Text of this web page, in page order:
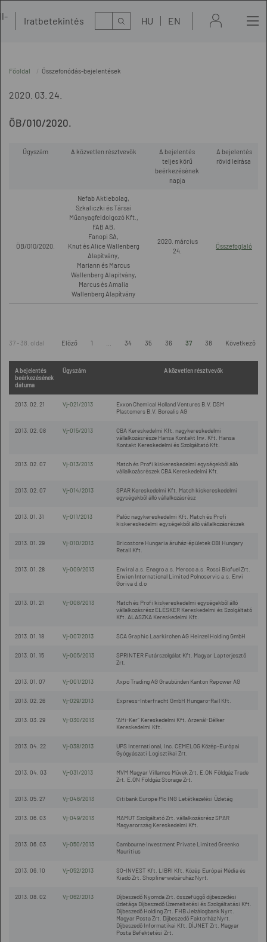
Iratbetekintés Kereső HU EN
Főoldal Összefonódás-bejelentések
2020. 03. 24.
ÖB/010/2020.
Ügyszám A közvetlen résztvevők
A bejelentés
teljes körű
beérkezésének
napja
A bejelentés
rövid leírása
ÖB/010/2020.
Nefab Aktiebolag,
Szkaliczki és Társai
Műanyagfeldolgozó Kft.,
FAB AB,
Fanopi SA,
Knut és Alice Wallenberg
Alapítvány,
Mariann és Marcus
Wallenberg Alapítvány,
Marcus és Amalia
Wallenberg Alapítvány
2020. március
24.
Összefoglaló
37 - 38. oldal Előző 1 34 35 36 37 38 Következő
A bejelentés
beérkezésének
dátuma
Ügyszám A közvetlen résztvevők
2013. 02. 21 Vj-021/2013
Exxon Chemical Holland Ventures B.V. DSM
Plastomers B.V. Borealis AG
2013. 02. 08 Vj-015/2013
CBA Kereskedelmi Kft. nagykereskedelmi
vállalkozásrésze Hansa Kontakt Inv. Kft. Hansa
Kontakt Kereskedelmi és Szolgáltató Kft.
2013. 02. 07 Vj-013/2013
Match és Profi kiskereskedelmi egységekből álló
vállalkozásrészek CBA Kereskedelmi Kft.
2013. 02. 07 Vj-014/2013
SPAR Kereskedelmi Kft. Match kiskereskedelmi
egységekből álló vállalkozásrész
2013. 01. 31 Vj-011/2013
Palóc nagykereskedelmi Kft. Match és Profi
kiskereskedelmi egységekből álló vállalkozásrészek
2013. 01. 29 Vj-010/2013
Bricostore Hungaria áruház-épületek OBI Hungary
Retail Kft.
2013. 01. 28 Vj-009/2013
Enviral a.s. Enagro a.s. Meroco a.s. Rossi Biofuel Zrt.
Envien International Limited Polnoservis a.s. Envi
Goriva d.d.o
2013. 01. 21 Vj-008/2013
Match és Profi kiskereskedelmi egységekből álló
vállalkozásrész ÉLÉSKER Kereskedelmi és Szolgáltató
Kft. ALASZKA Kereskedelmi Kft.
2013. 01. 18 Vj-007/2013 SCA Graphic Laarkirchen AG Heinzel Holding GmbH
2013. 01. 15 Vj-005/2013
SPRINTER Futárszolgálat Kft. Magyar Lapterjesztő
Zrt.
2013. 01. 07 Vj-001/2013 Axpo Trading AG Graubünden Kanton Repower AG
2013. 02. 26 Vj-029/2013 Express-Interfracht GmbH Hungaro-Rail Kft.
2013. 03. 29 Vj-030/2013
"Alfi-Ker" Kereskedelmi Kft. Arzenál-Délker
Kereskedelmi Kft.
2013. 04. 22 Vj-038/2013
UPS International, Inc. CEMELOG Közép-Európai
Gyógyászati Logisztikai Zrt.
2013. 04. 03 Vj-031/2013
MVM Magyar Villamos Művek Zrt. E.ON Földgáz Trade
Zrt. E.ON Földgáz Storage Zrt.
2013. 05. 27 Vj-046/2013 Citibank Europe Plc ING Letétkezelési Üzletág
2013. 06. 03 Vj-049/2013
MAMUT Szolgáltató Zrt. vállalkozásrész SPAR
Magyarország Kereskedelmi Kft.
2013. 06. 03 Vj-050/2013
Cambourne Investment Private Limited Greenko
Mauritius
2013. 06. 10 Vj-052/2013
SQ-INVEST Kft. LIBRI Kft. Közép Európai Média és
Kiadó Zrt. Shopline-webáruház Nyrt.
2013. 08. 02 Vj-062/2013
Díjbeszedő Nyomda Zrt. összefüggő díjbeszedési
üzletága Díjbeszedő Üzemeltetési és Szolgáltatási Kft.
Díjbeszedő Holding Zrt. FHB Jelzálogbank Nyrt.
Magyar Posta Zrt. Díjbeszedő Faktorház Nyrt.
Díjbeszedő Informatikai Kft. DÍJNET Zrt. Magyar
Posta Befektetési Zrt.